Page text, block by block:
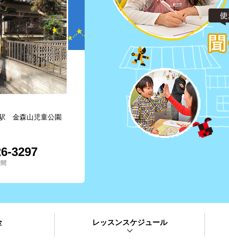
金森山児童公園
3297
レッスンスケジュール